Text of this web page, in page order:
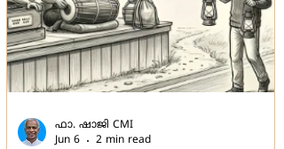
ഫാ. ഷാജി CMI
Jun 6
2 min read